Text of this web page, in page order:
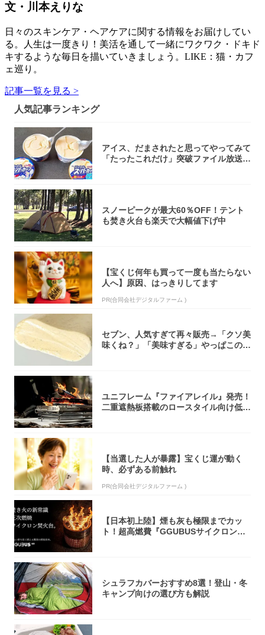
文・川本えりな
日々のスキンケア・ヘアケアに関する情報をお届けしてい
る。人生は一度きり！美活を通して一緒にワクワク・ドキド
キするような毎日を描いていきましょう。LIKE：猫・カフ
ェ巡り。
記事一覧を見る >
人気記事ランキング
アイス、だまされたと思ってやってみて
「たったこれだけ」突破ファイル放送で
スノーピークが最大60％OFF！テント
も焚き火台も楽天で大幅値下げ中
【宝くじ何年も買って一度も当たらない
人へ】原因、はっきりしてます
PR(合同会社デジタルファーム )
セブン、人気すぎて再々販売→「クソ美
味くね？」「美味すぎる」やっぱこのク
ユニフレーム『ファイアレイル』発売！
二重遮熱板搭載のロースタイル向け低型
【当選した人が暴露】宝くじ運が動く
時、必ずある前触れ
PR(合同会社デジタルファーム )
【日本初上陸】煙も灰も極限までカッ
ト！超高燃費『GGUBUSサイクロン焚
シュラフカバーおすすめ8選！登山・冬
キャンプ向けの選び方も解説